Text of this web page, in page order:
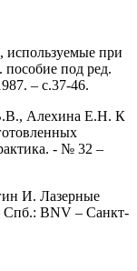
используемые при
под ред.
– с.37-46.
Алехина Е.Н. К
- № 32 –
И. Лазерные
Спб.: BNV – Санкт-